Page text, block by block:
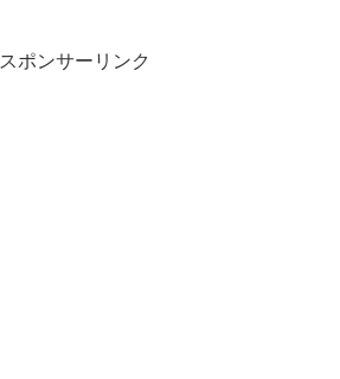
スポンサーリンク